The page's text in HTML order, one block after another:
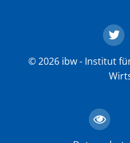
© 2026 ibw - Institut